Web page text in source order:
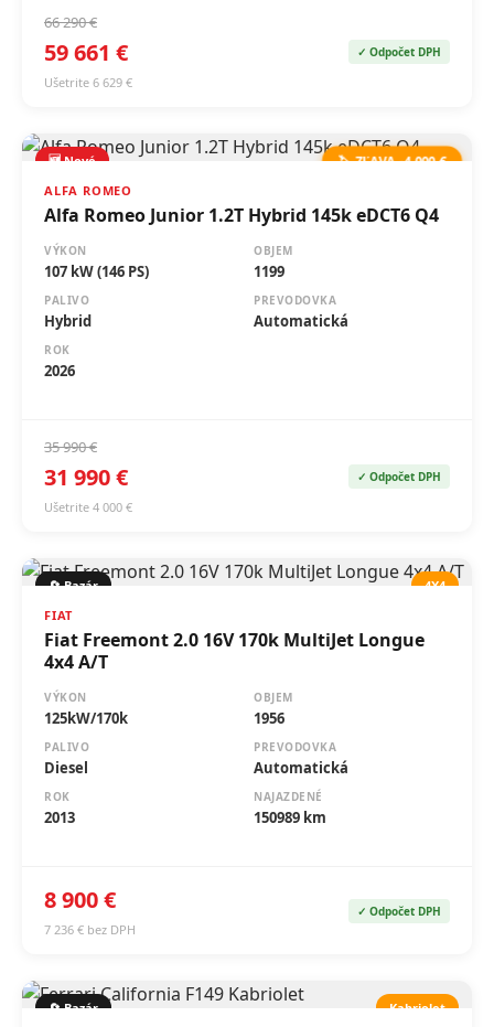
66 290 €
59 661 €
Ušetrite 6 629 €
✓ Odpočet DPH
🆕 Nové 🏷️ ZĽAVA -4 000 €
ALFA ROMEO
Alfa Romeo Junior 1.2T Hybrid 145k eDCT6 Q4
VÝKON
107 kW (146 PS)
OBJEM
1199
PALIVO
Hybrid
PREVODOVKA
Automatická
ROK
2026
35 990 €
31 990 €
Ušetrite 4 000 €
✓ Odpočet DPH
🔄 Bazár
4X4
FIAT
Fiat Freemont 2.0 16V 170k MultiJet Longue
4x4 A/T
VÝKON
125kW/170k
OBJEM
1956
PALIVO
Diesel
PREVODOVKA
Automatická
ROK
2013
NAJAZDENÉ
150989 km
8 900 €
7 236 € bez DPH
✓ Odpočet DPH
🔄 Bazár
Kabriolet